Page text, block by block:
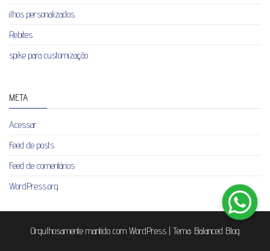
ilhos personalizados
Rebites
spike para customização
META
Acessar
Feed de posts
Feed de comentários
WordPress.org
Orgulhosamente mantido com WordPress | Tema: Balanced Blog